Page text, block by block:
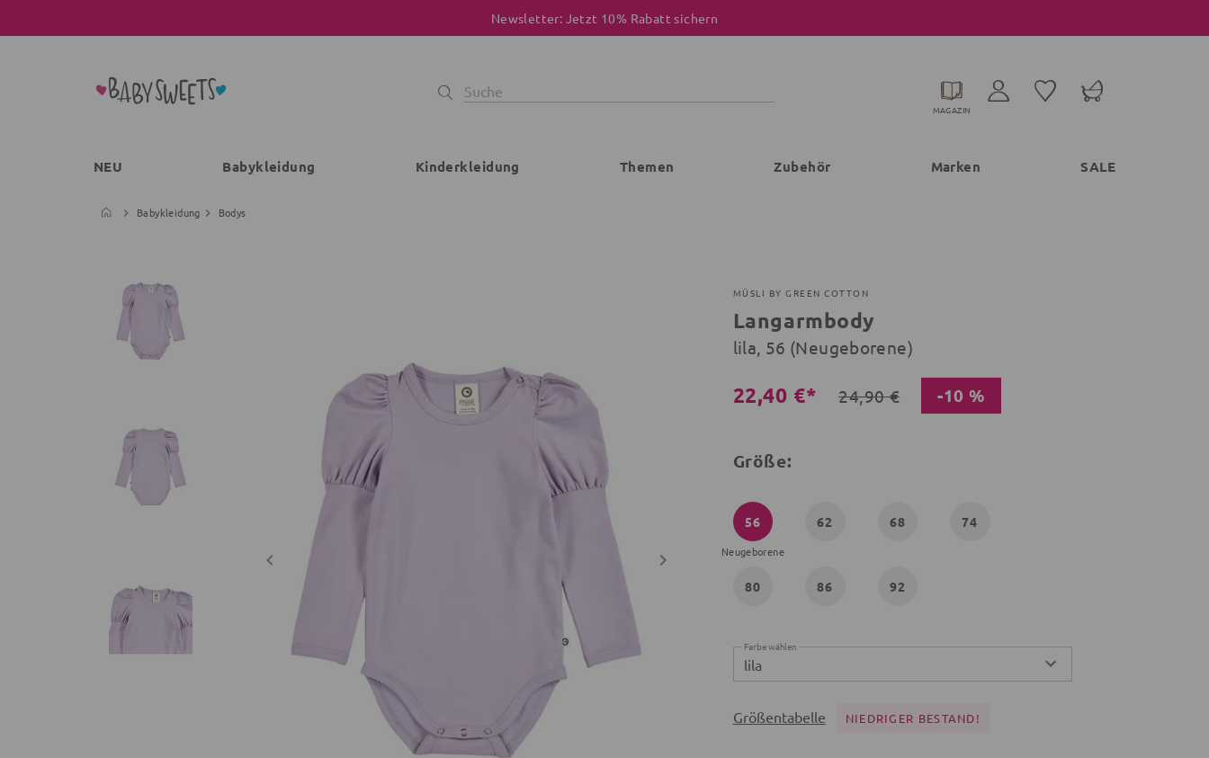
Newsletter: Jetzt 10% Rabatt sichern
MAGAZIN
NEU Babykleidung Kinderkleidung Themen Zubehör Marken SALE
Babykleidung Bodys
MÜSLI BY GREEN COTTON
Langarmbody
lila, 56 (Neugeborene)
22,40 €* 24,90 € -10 %
Größe:
56
Neugeborene
62 68 74
80 86 92
Farbe wählen
lila
Größentabelle NIEDRIGER BESTAND!